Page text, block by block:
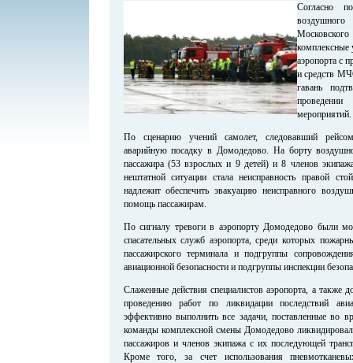
Согласно
воздушного
комплексные
аэропорта с
и средств
гавань
мероприятий.
По сценарию учений самолет, следовавший
аварийную посадку в Домодедово. На борту
пассажира (53 взрослых и 9 детей) и 8 членов
нештатной ситуации стала неисправность правой
надлежит обеспечить эвакуацию неисправного
помощь пассажирам.
По сигналу тревоги в аэропорту Домодедово были
спасательных служб аэропорта, среди которых
пассажирского терминала и подгруппы
авиационной безопасности и подгруппы инспекции
Слаженные действия специалистов аэропорта, а также
проведению работ по ликвидации последствий
эффективно выполнить все задачи, поставленные во
команды комплексной смены Домодедово
пассажиров и членов экипажа с их последующей
Кроме того, за счет использования